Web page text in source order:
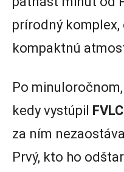
prírodný
kompaktnú
Po
kedy vystúpil
za ním
Prvý, kto ho